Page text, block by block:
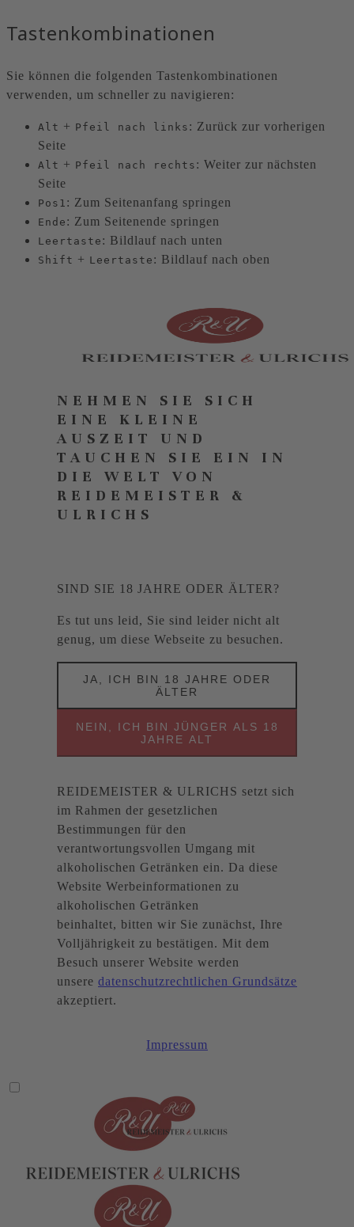
Tastenkombinationen
Sie können die folgenden Tastenkombinationen
verwenden, um schneller zu navigieren:
Alt + Pfeil nach links : Zurück zur vorherigen
Seite
Alt + Pfeil nach rechts : Weiter zur nächsten
Seite
Pos1 : Zum Seitenanfang springen
Ende : Zum Seitenende springen
Leertaste : Bildlauf nach unten
Shift + Leertaste : Bildlauf nach oben
NEHMEN SIE SICH
EINE KLEINE
AUSZEIT UND
TAUCHEN SIE EIN IN
DIE WELT VON
REIDEMEISTER &
ULRICHS
SIND SIE 18 JAHRE ODER ÄLTER?
Es tut uns leid, Sie sind leider nicht alt
genug, um diese Webseite zu besuchen.
JA, ICH BIN 18 JAHRE ODER
ÄLTER
NEIN, ICH BIN JÜNGER ALS 18
JAHRE ALT
REIDEMEISTER & ULRICHS setzt sich
im Rahmen der gesetzlichen
Bestimmungen für den
verantwortungsvollen Umgang mit
alkoholischen Getränken ein. Da diese
Website Werbeinformationen zu
alkoholischen Getränken
beinhaltet, bitten wir Sie zunächst, Ihre
Volljährigkeit zu bestätigen. Mit dem
Besuch unserer Website werden
unsere datenschutzrechtlichen Grundsätze
akzeptiert.
Impressum